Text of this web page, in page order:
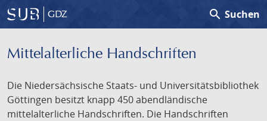
GDZ search Suchen
Mittelalterliche Handschriften
Die Niedersächsische Staats- und Universitätsbibliothek
Göttingen besitzt knapp 450 abendländische
mittelalterliche Handschriften. Die Handschriften